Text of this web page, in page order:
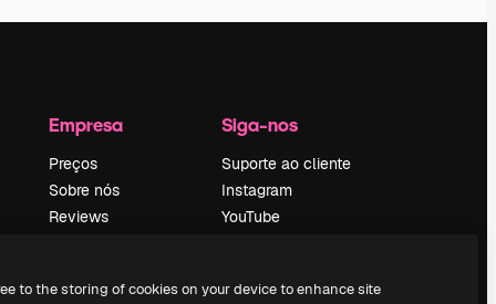
Empresa
Preços
Sobre nós
Reviews
pesquisa
Siga-nos
Suporte ao cliente
Instagram
YouTube
Discord
to the storing of cookies on your device to enhance site